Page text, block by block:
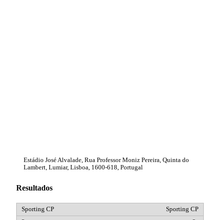
Estádio José Alvalade, Rua Professor Moniz Pereira, Quinta do
Lambert, Lumiar, Lisboa, 1600-618, Portugal
Resultados
Sporting CP